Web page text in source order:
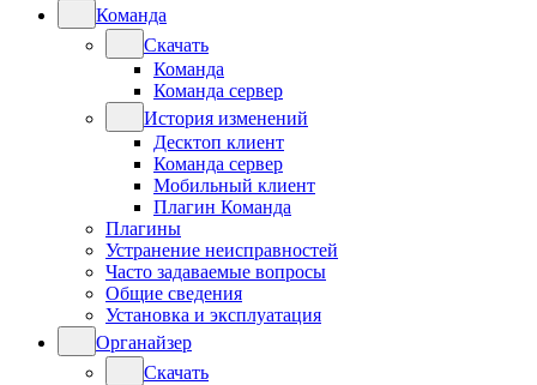
Команда
Скачать
Команда
Команда сервер
История изменений
Десктоп клиент
Команда сервер
Мобильный клиент
Плагин Команда
Плагины
Устранение неисправностей
Часто задаваемые вопросы
Общие сведения
Установка и эксплуатация
Органайзер
Скачать